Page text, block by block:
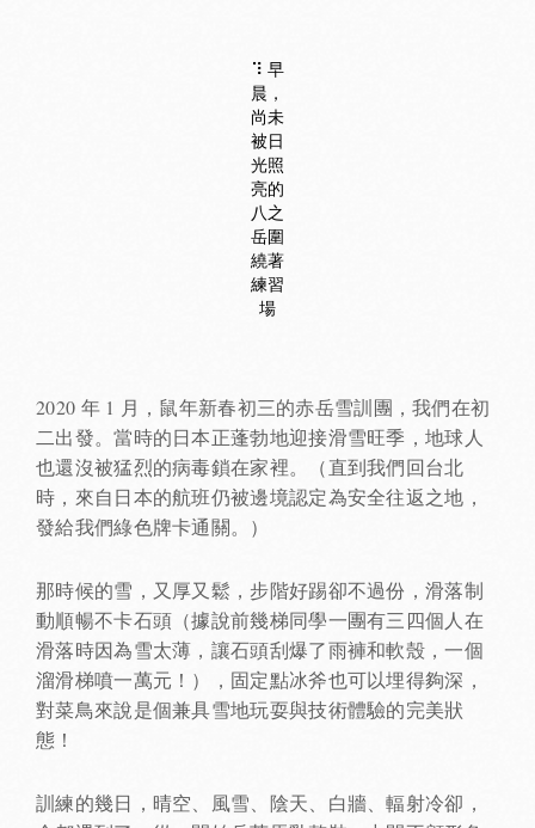
⠹ 早
晨，
尚未
被日
光照
亮的
八之
岳圍
繞著
練習
場
2020 年 1 月，鼠年新春初三的赤岳雪訓團，我們在初
二出發。當時的日本正蓬勃地迎接滑雪旺季，地球人
也還沒被猛烈的病毒鎖在家裡。（直到我們回台北
時，來自日本的航班仍被邊境認定為安全往返之地，
發給我們綠色牌卡通關。）
那時候的雪，又厚又鬆，步階好踢卻不過份，滑落制
動順暢不卡石頭（據說前幾梯同學一團有三四個人在
滑落時因為雪太薄，讓石頭刮爆了雨褲和軟殼，一個
溜滑梯噴一萬元！），固定點冰斧也可以埋得夠深，
對菜鳥來說是個兼具雪地玩耍與技術體驗的完美狀
態！
訓練的幾日，晴空、風雪、陰天、白牆、輻射冷卻，